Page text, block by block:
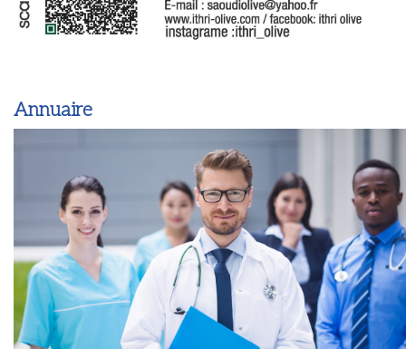
Annuaire